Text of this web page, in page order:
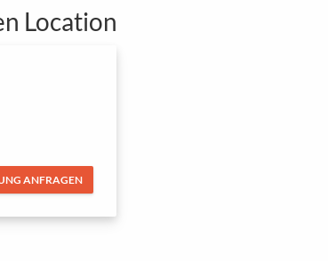
Location
ANFRAGEN